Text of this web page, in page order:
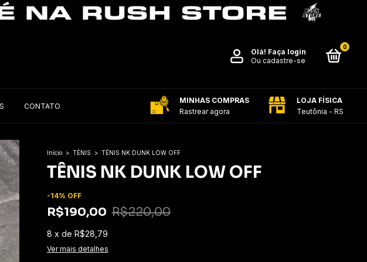
Olá! Faça login
Ou cadastre-se
0
CONTATO
MINHAS COMPRAS
Rastrear agora
LOJA FÍSICA
Teutônia - RS
Início > TÊNIS > TÊNIS NK DUNK LOW OFF
TÊNIS NK DUNK LOW OFF
-14% OFF
R$190,00 R$220,00
8 x de R$28,79
Ver mais detalhes